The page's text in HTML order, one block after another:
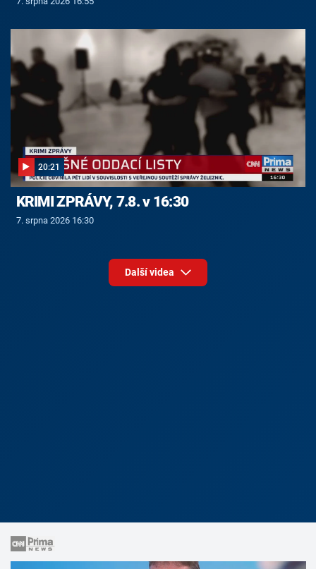
20:21
KRIMI ZPRÁVY, 7.8. v 16:30
7. srpna 2026 16:30
Další videa